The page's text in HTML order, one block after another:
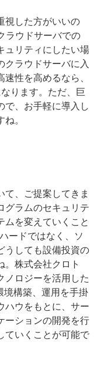
視した方がいいの
ラウドサーバでの
ュリティにしたい場
クラウドサーバに入
性を高めるなら、
ります。ただ、巨
で、お手軽に導入し
。
、ご提案してきま
グラムのセキュリテ
ムを変えていくこと
ードではなく、ソ
うしても設備投資の
。株式会社クロト
ノロジーを活用した
構築、運用を手掛
ハウをもとに、サー
ーションの開発を行
ていくことが可能で